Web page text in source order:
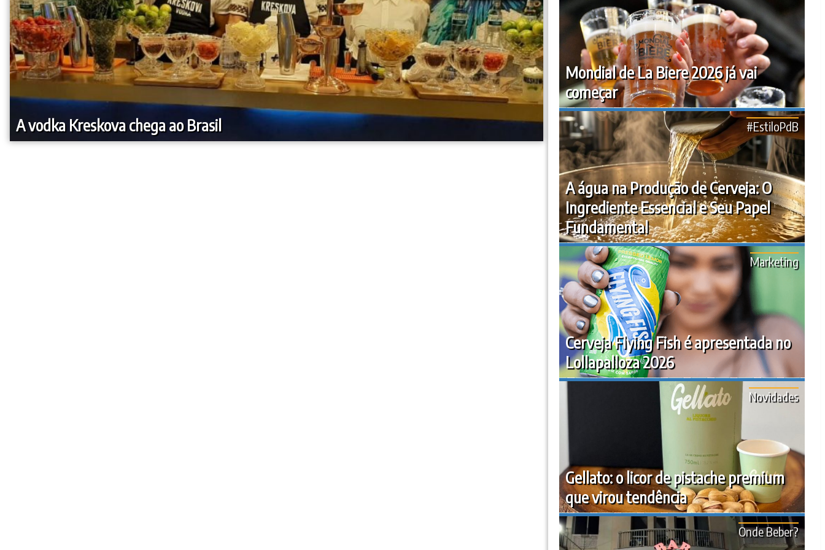
A vodka Kreskova chega ao Brasil
Mondial de La Biere 2026 já vai
começar
A água na Produção de Cerveja: O
Ingrediente Essencial e Seu Papel
Fundamental
#EstiloPdB
Cerveja Flying Fish é apresentada no
Lollapalloza 2026
Marketing
Gellato: o licor de pistache premium
que virou tendência
Novidades
Onde Beber?